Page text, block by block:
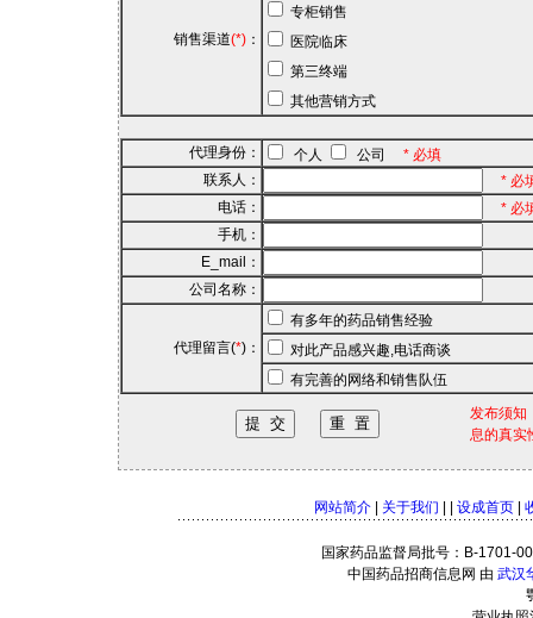
销售渠道(*)：
专柜销售
医院临床
第三终端
其他营销方式
代理身份： 个人 公司 * 必填
联系人：
* 必
电话：
* 必
手机：
E_mail：
公司名称：
代理留言(*)：
有多年的药品销售经验
对此产品感兴趣,电话商谈
有完善的网络和销售队伍
发布须知
息的真实
网站简介| 关于我们 设成首页|
国家药品监督局批号：B-1701-
中国药品招商信息网 由 武汉